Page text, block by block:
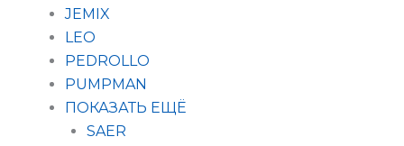
JEMIX
LEO
PEDROLLO
PUMPMAN
ПОКАЗАТЬ ЕЩЁ
SAER